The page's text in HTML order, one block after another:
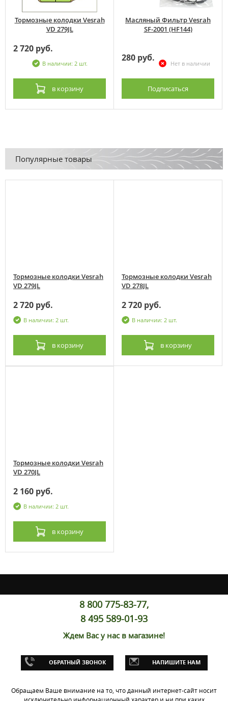
Тормозные колодки Vesrah
VD 279JL
2 720 руб.
В наличии: 2 шт.
в корзину
Масляный Фильтр Vesrah
SF-2001 (HF144)
280 руб.
Нет в наличии
Подписаться
Популярные товары
Тормозные колодки Vesrah
VD 279JL
2 720 руб.
В наличии: 2 шт.
в корзину
Тормозные колодки Vesrah
VD 278JL
2 720 руб.
В наличии: 2 шт.
в корзину
Тормозные колодки Vesrah
VD 270JL
2 160 руб.
В наличии: 2 шт.
в корзину
8 800 775-83-77,
8 495 589-01-93
Ждем Вас у нас в магазине!
ОБРАТНЫЙ ЗВОНОК НАПИШИТЕ НАМ
Обращаем Ваше внимание на то, что данный интернет-сайт носит